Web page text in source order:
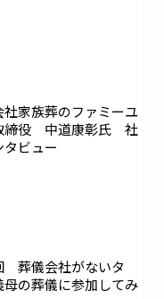
社家族葬のファミーユ
締役 中道康彰氏 社
タビュー
葬儀会社がないタ
母の葬儀に参加してみ